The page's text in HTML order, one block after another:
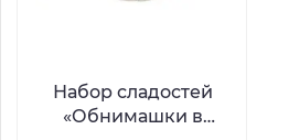
Набор сладостей
«Обнимашки в